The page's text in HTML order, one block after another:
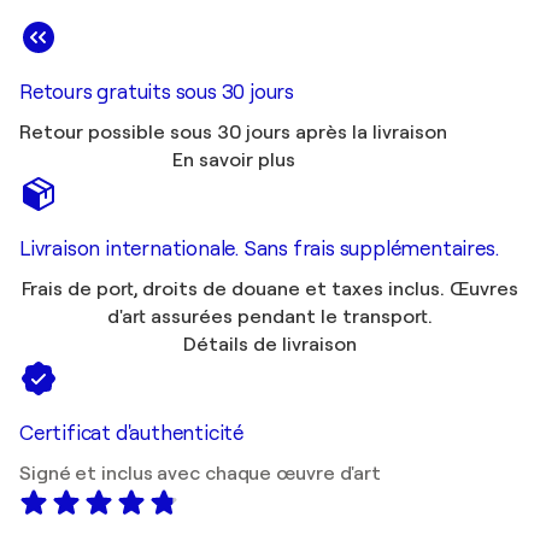
Retours gratuits sous 30 jours
Retour possible sous 30 jours après la livraison
En savoir plus
Livraison internationale. Sans frais supplémentaires.
Frais de port, droits de douane et taxes inclus. Œuvres
d'art assurées pendant le transport.
Détails de livraison
Certificat d'authenticité
Signé et inclus avec chaque œuvre d'art